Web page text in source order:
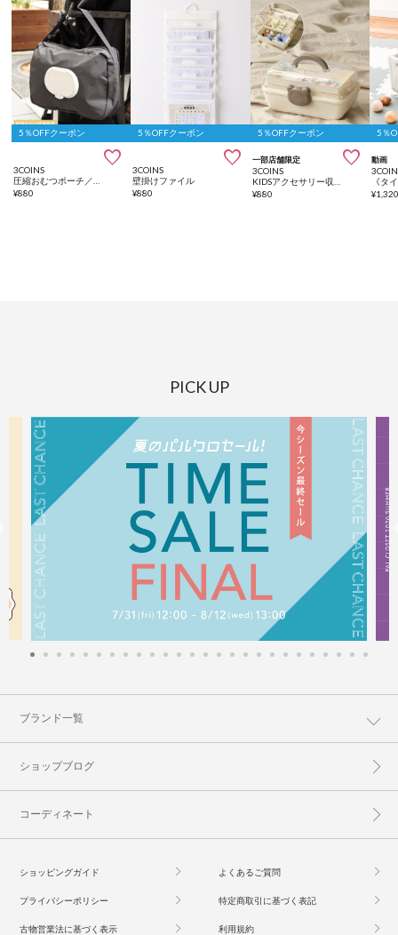
5％OFFクーポン

3COINS
¥880
5％OFFクーポン

3COINS
壁掛けファイル
¥880
5％OFFクーポン
一部店舗限定 
3COINS
¥880
5％
動画
¥
PICK UP
ブランド一覧
ショップブログ
コーディネート
ショッピングガイド よくあるご質問
プライバシーポリシー 特定商取引に基づく表記
古物営業法に基づく表示 利用規約